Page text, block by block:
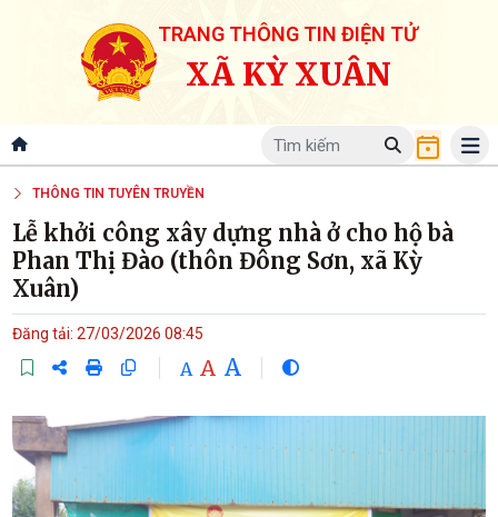
TRANG THÔNG TIN ĐIỆN TỬ
XÃ KỲ XUÂN
THÔNG TIN TUYÊN TRUYỀN
Lễ khởi công xây dựng nhà ở cho hộ bà
Phan Thị Đào (thôn Đông Sơn, xã Kỳ
Xuân)
Đăng tải: 27/03/2026 08:45
A A A